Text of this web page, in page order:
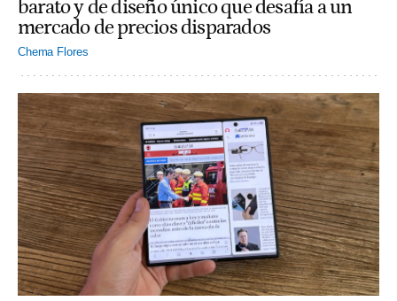
barato y de diseño único que desafía a un
mercado de precios disparados
Chema Flores